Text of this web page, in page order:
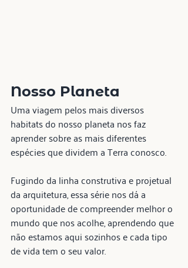
Nosso Planeta
Uma viagem pelos mais diversos
habitats do nosso planeta nos faz
aprender sobre as mais diferentes
espécies que dividem a Terra conosco.
Fugindo da linha construtiva e projetual
da arquitetura, essa série nos dá a
oportunidade de compreender melhor o
mundo que nos acolhe, aprendendo que
não estamos aqui sozinhos e cada tipo
de vida tem o seu valor.